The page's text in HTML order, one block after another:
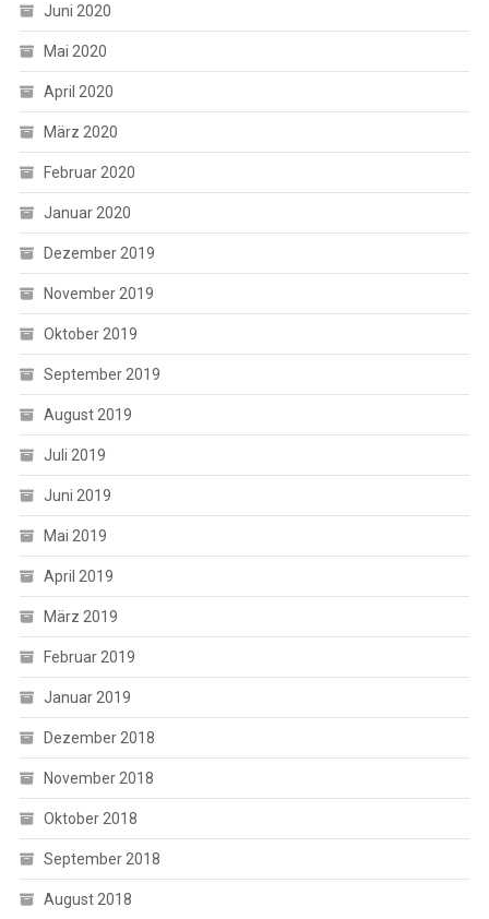
Juni 2020
Mai 2020
April 2020
März 2020
Februar 2020
Januar 2020
Dezember 2019
November 2019
Oktober 2019
September 2019
August 2019
Juli 2019
Juni 2019
Mai 2019
April 2019
März 2019
Februar 2019
Januar 2019
Dezember 2018
November 2018
Oktober 2018
September 2018
August 2018